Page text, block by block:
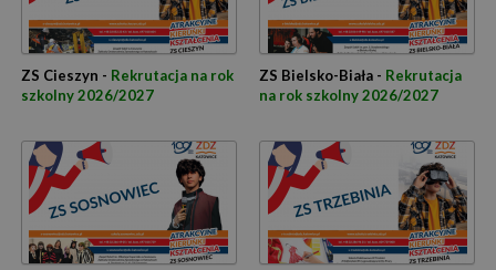
ZS Cieszyn - Rekrutacja na rok
szkolny 2026/2027
ZS Bielsko-Biała - Rekrutacja
na rok szkolny 2026/2027